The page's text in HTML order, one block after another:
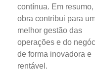
contínua. Em resumo,
obra contribui para
melhor gestão das
operações e do
de forma inovadora e
rentável.